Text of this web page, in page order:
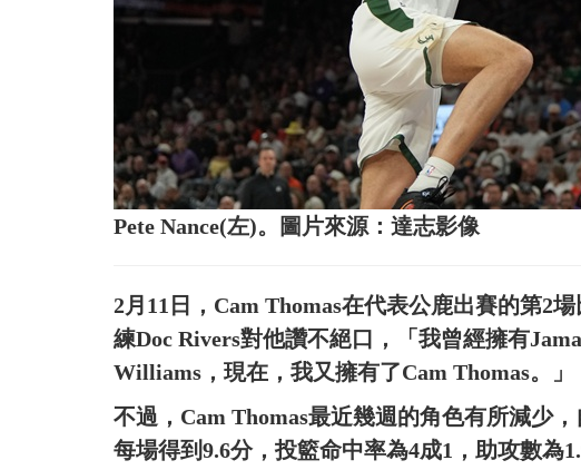
Pete Nance(左)。圖片來源：達志影像
2月11日，Cam Thomas在代表公鹿出賽的第2
練Doc Rivers對他讚不絕口，「我曾經擁有
Williams，現在，我又擁有了Cam Thomas。」
不過，Cam Thomas最近幾週的角色有所減少
每場得到9.6分，投籃命中率為4成1，助攻數為